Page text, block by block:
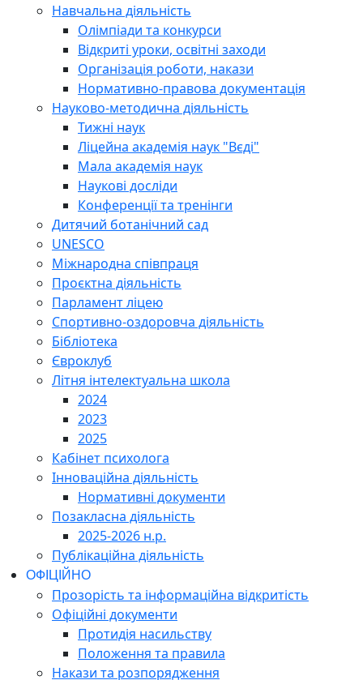
Навчальна діяльність
Олімпіади та конкурси
Відкриті уроки, освітні заходи
Організація роботи, накази
Нормативно-правова документація
Науково-методична діяльність
Тижні наук
Ліцейна академія наук "Вєді"
Мала академія наук
Наукові досліди
Конференції та тренінги
Дитячий ботанічний сад
UNESCO
Міжнародна співпраця
Проєктна діяльність
Парламент ліцею
Спортивно-оздоровча діяльність
Бібліотека
Євроклуб
Літня інтелектуальна школа
2024
2023
2025
Кабінет психолога
Інноваційна діяльність
Нормативні документи
Позакласна діяльність
2025-2026 н.р.
Публікаційна діяльність
ОФІЦІЙНО
Прозорість та інформаційна відкритість
Офіційні документи
Протидія насильству
Положення та правила
Накази та розпорядження